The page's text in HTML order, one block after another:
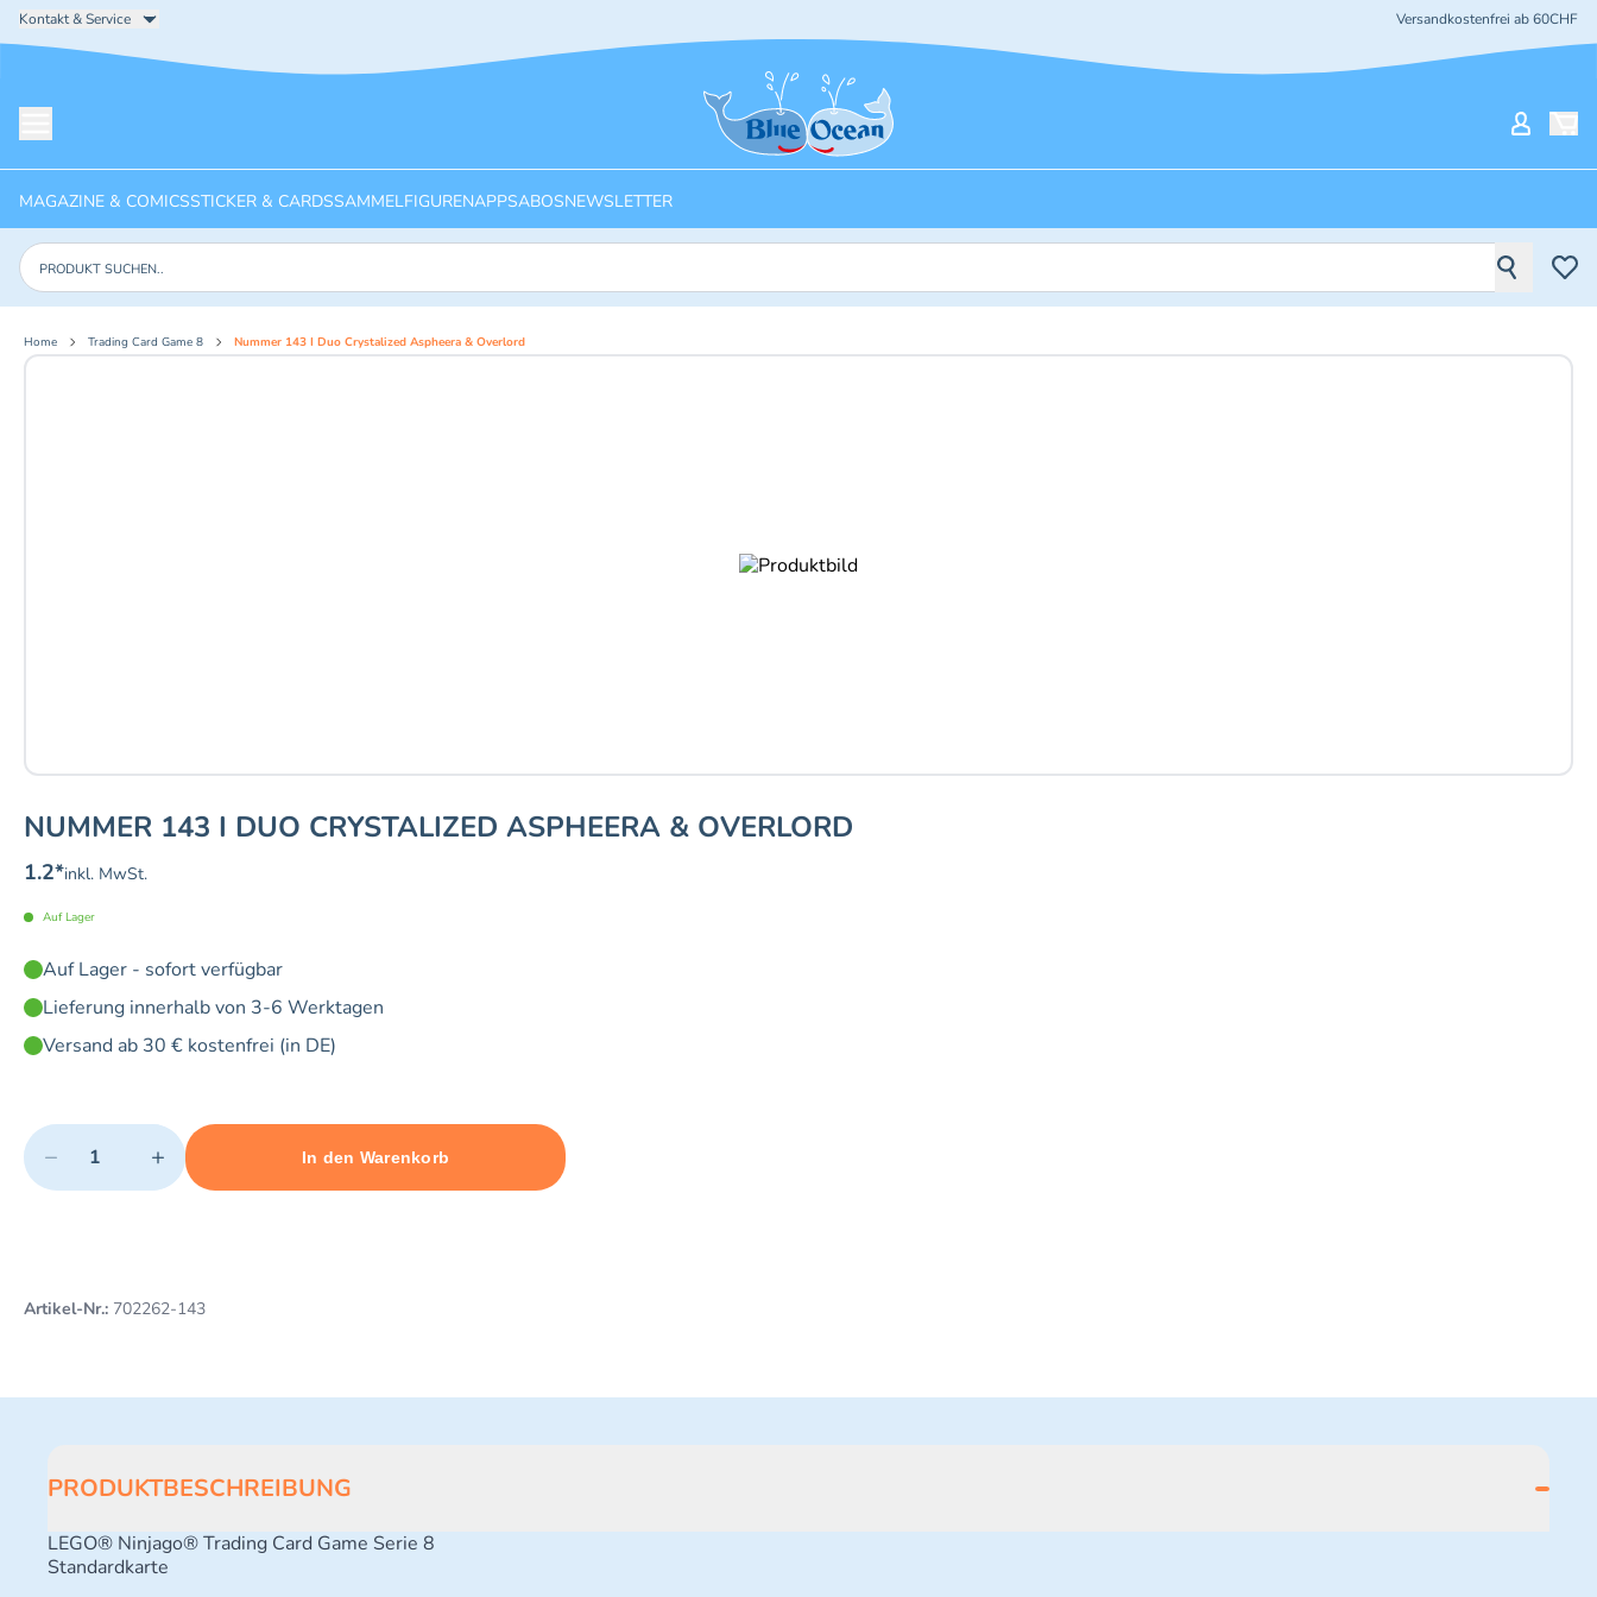
Kontakt & Service Versandkostenfrei ab 60CHF
Startseite
MAGAZINE & COMICSSTICKER & CARDSSAMMELFIGURENAPPSABOSNEWSLETTER
Produkte suchen
Home Trading Card Game 8 Nummer 143 I Duo Crystalized Aspheera & Overlord
NUMMER 143 I DUO CRYSTALIZED ASPHEERA & OVERLORD
1.2*inkl. MwSt.
Auf Lager
Auf Lager - sofort verfügbar
Lieferung innerhalb von 3-6 Werktagen
Versand ab 30 € kostenfrei (in DE)
Quantity
− +
Minimum quantity: 1 Maximum quantity: 10
In den Warenkorb
Add 1 item to cart
Artikel-Nr.: 702262-143
PRODUKTBESCHREIBUNG
LEGO® Ninjago® Trading Card Game Serie 8
Standardkarte